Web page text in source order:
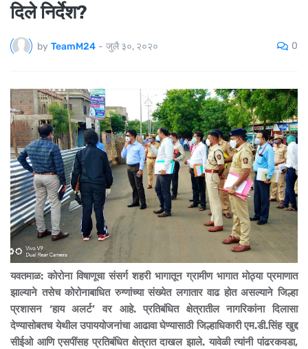
दिले निर्देश?
by TeamM24 - जुलै ३०, २०२० 0
यवतमाळ: कोरोना विषाणूचा संसर्ग शहरी भागातून ग्रामीण भागात मोठ्या प्रमाणात
झाल्याने तसेच कोरोनाबाधित रुग्णांच्या संख्येत लगातार वाढ होत असल्याने जिल्हा
प्रशासन ‘हाय अलर्ट’ वर आहे. प्रतिबंधित क्षेत्रातील नागरिकांना दिलासा
देण्यासोबतच येथील उपाययोजनांचा आढावा घेण्यासाठी जिल्हाधिकारी एम.डी.सिंह खुद्द
सीईओ आणि एसपींसह प्रतिबंधित क्षेत्रात दाखल झाले. यावेळी त्यांनी पांढरकवडा,